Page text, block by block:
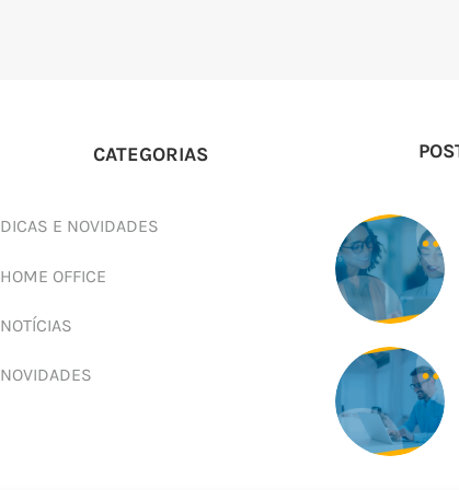
CATEGORIAS
DICAS E NOVIDADES
HOME OFFICE
NOTÍCIAS
NOVIDADES